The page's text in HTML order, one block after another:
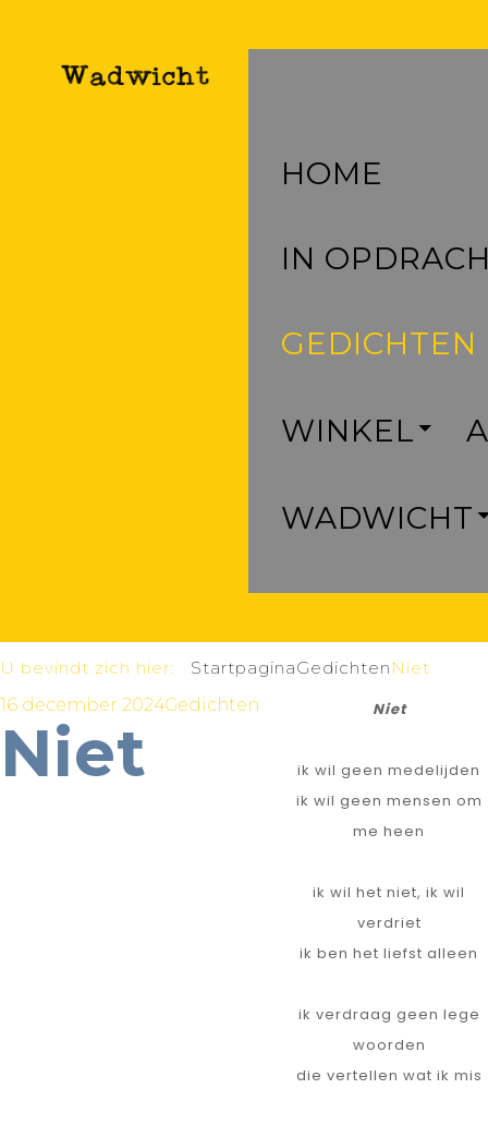
HOME
IN
GEDICHTEN
WINKEL
WADWICHT
U bevindt zich hier: StartpaginaGedichten Niet
16 december 2024Gedichten
Niet
Niet
ik wil geen medelijden
ik wil geen mensen om
me heen
ik wil het niet, ik wil
verdriet
ik ben het liefst alleen
ik verdraag geen lege
woorden
die vertellen wat ik mis